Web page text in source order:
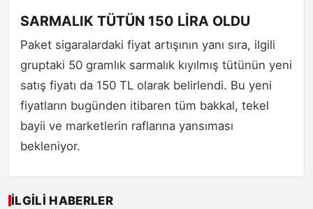
SARMALIK TÜTÜN 150 LİRA OLDU
Paket sigaralardaki fiyat artışının yanı sıra, ilgili
gruptaki 50 gramlık sarmalık kıyılmış tütünün yeni
satış fiyatı da 150 TL olarak belirlendi. Bu yeni
fiyatların bugünden itibaren tüm bakkal, tekel
bayii ve marketlerin raflarına yansıması
bekleniyor.
İLGILI HABERLER